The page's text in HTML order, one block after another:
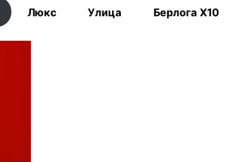
Люкс Улица Берлога Х10